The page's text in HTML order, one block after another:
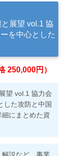
展望 vol.1 協
を中心とした
250,000円）
望 vol.1 協力会
した攻防と中国
にまとめた資